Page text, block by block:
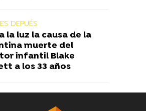
DEPUÉS
la luz la causa de la
muerte del
infantil Blake
a los 33 años